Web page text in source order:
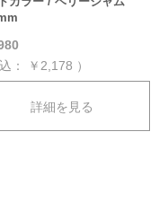
：
￥2,178 ）
詳細を見る